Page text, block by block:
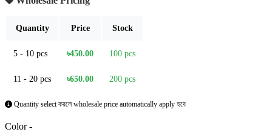
Quantity Price Stock
5 - 10 pcs ৳450.00 100 pcs
11 - 20 pcs ৳650.00 200 pcs
Quantity select করলে wholesale price automatically apply হবে
Color -